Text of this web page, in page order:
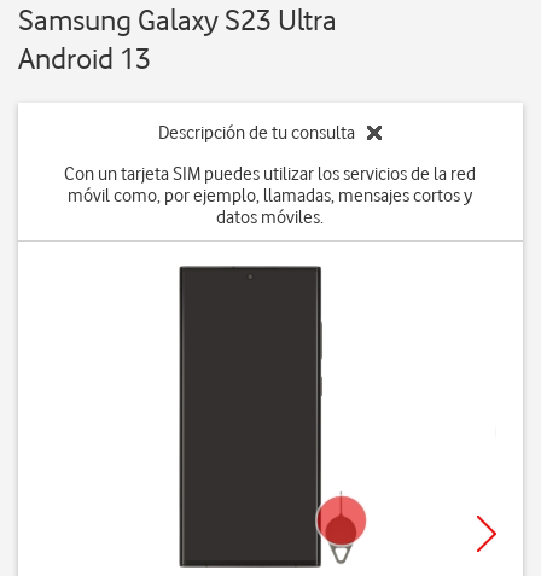
Samsung Galaxy S23 Ultra
Android 13
Descripción de tu consulta
Con un tarjeta SIM puedes utilizar los servicios de la red
móvil como, por ejemplo, llamadas, mensajes cortos y
datos móviles.